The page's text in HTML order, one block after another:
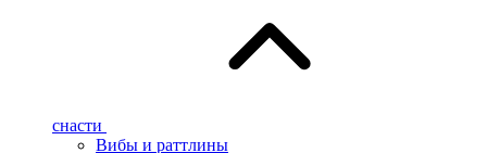
снасти
Вибы и раттлины